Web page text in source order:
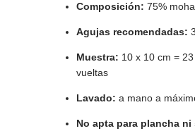
Composición: 75%
Agujas recomendadas:
Muestra: 10 x 10 cm =
vueltas
Lavado: a mano a
No apta para plancha ni